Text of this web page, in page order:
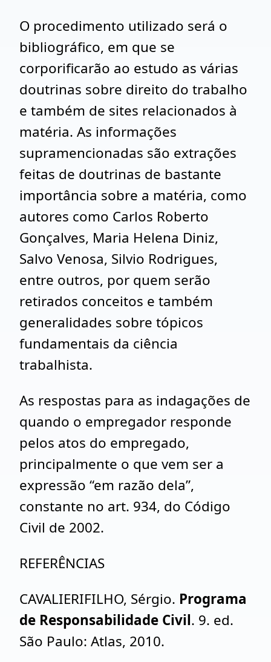
O procedimento utilizado será o
bibliográfico, em que se
corporificarão ao estudo as várias
doutrinas sobre direito do trabalho
e também de sites relacionados à
matéria. As informações
supramencionadas são extrações
feitas de doutrinas de bastante
importância sobre a matéria, como
autores como Carlos Roberto
Gonçalves, Maria Helena Diniz,
Salvo Venosa, Silvio Rodrigues,
entre outros, por quem serão
retirados conceitos e também
generalidades sobre tópicos
fundamentais da ciência
trabalhista.
As respostas para as indagações de
quando o empregador responde
pelos atos do empregado,
principalmente o que vem ser a
expressão “em razão dela”,
constante no art. 934, do Código
Civil de 2002.
REFERÊNCIAS
CAVALIERIFILHO, Sérgio. Programa
de Responsabilidade Civil. 9. ed.
São Paulo: Atlas, 2010.